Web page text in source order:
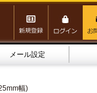
メール設定
幅)